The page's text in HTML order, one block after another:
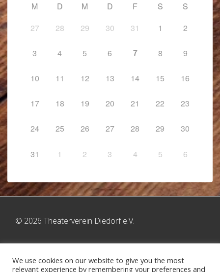
M D M D F S
S
27
28 29 30 31 1 2
3 4 5 6 7 8 9
10 11 12 13 14 15 16
17 18 19 20 21 22 23
24 25 26 27 28 29 30
31 1 2 3 4 5 6
© 2026 Theaterverein Diedorf e.V.
We use cookies on our website to give you the most
relevant experience by remembering your preferences and